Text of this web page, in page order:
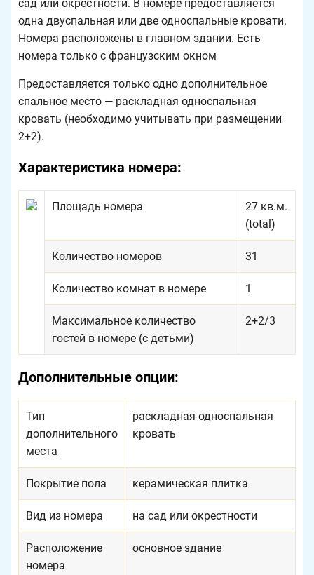
сад или окрестности. В номере предоставляется
одна двуспальная или две односпальные кровати.
Номера расположены в главном здании. Есть
номера только с французским окном
Предоставляется только одно дополнительное
спальное место — раскладная односпальная
кровать (необходимо учитывать при размещении
2+2).
Характеристика номера:
Площадь номера
27 кв.м.
(total)
Количество номеров 31
Количество комнат в номере 1
Максимальное количество
гостей в номере (с детьми)
2+2/3
Дополнительные опции:
Тип
дополнительного
места
раскладная односпальная
кровать
Покрытие пола керамическая плитка
Вид из номера на сад или окрестности
Расположение
номера
основное здание